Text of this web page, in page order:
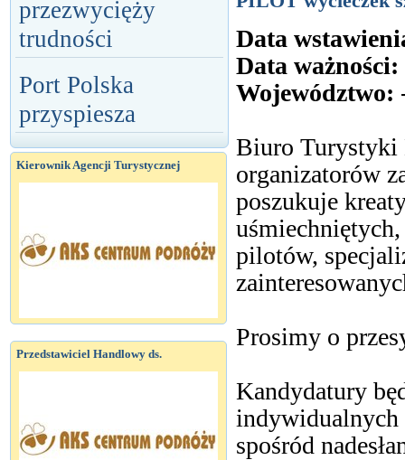
przezwycięży
trudności
Port Polska
przyspiesza
Kierownik Agencji Turystycznej
Przedstawiciel Handlowy ds.
Data
Data ważności:
Województwo:
Biuro Turystyki
organizatorów
poszukuje
pilotów,
Prosimy o
Kandydatury
indywidualnych
spośród